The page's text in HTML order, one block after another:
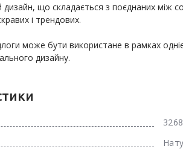
що складається з поєднаних між
і трендових.
може бути використане в рамках
дизайну.
3268